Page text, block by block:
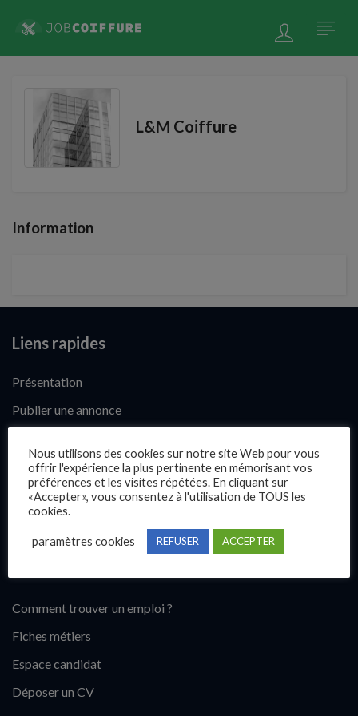
L&M Coiffure
Information
Liens rapides
Présentation
Publier une annonce
Questions fréquentes
Blog
Comment trouver un emploi ?
Fiches métiers
Espace candidat
Déposer un CV
Nous utilisons des cookies sur notre site Web pour vous
offrir l'expérience la plus pertinente en mémorisant vos
préférences et les visites répétées. En cliquant sur
«Accepter», vous consentez à l'utilisation de TOUS les
cookies.
paramètres cookies REFUSER ACCEPTER